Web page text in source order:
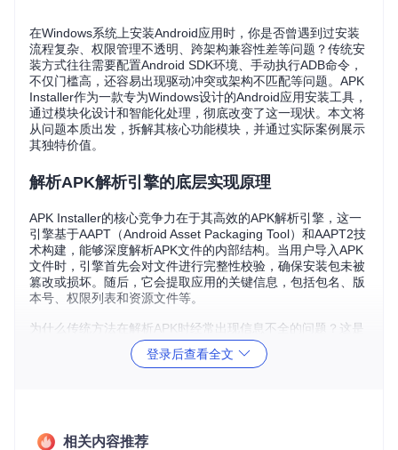
在Windows系统上安装Android应用时，你是否曾遇到过安装
流程复杂、权限管理不透明、跨架构兼容性差等问题？传统安
装方式往往需要配置Android SDK环境、手动执行ADB命令，
不仅门槛高，还容易出现驱动冲突或架构不匹配等问题。APK
Installer作为一款专为Windows设计的Android应用安装工具，
通过模块化设计和智能化处理，彻底改变了这一现状。本文将
从问题本质出发，拆解其核心功能模块，并通过实际案例展示
其独特价值。
解析APK解析引擎的底层实现原理
APK Installer的核心竞争力在于其高效的APK解析引擎，这一
引擎基于AAPT（Android Asset Packaging Tool）和AAPT2技
术构建，能够深度解析APK文件的内部结构。当用户导入APK
文件时，引擎首先会对文件进行完整性校验，确保安装包未被
篡改或损坏。随后，它会提取应用的关键信息，包括包名、版
本号、权限列表和资源文件等。
为什么传统方法在解析APK时经常出现信息不全的问题？这是
因为普通工具往往只能读取APK的表面信息，而APK Installer
通过集成AAPT2ForNet和AAPTForNet两个解析模块，能够深
登录后查看全文
相关内容推荐